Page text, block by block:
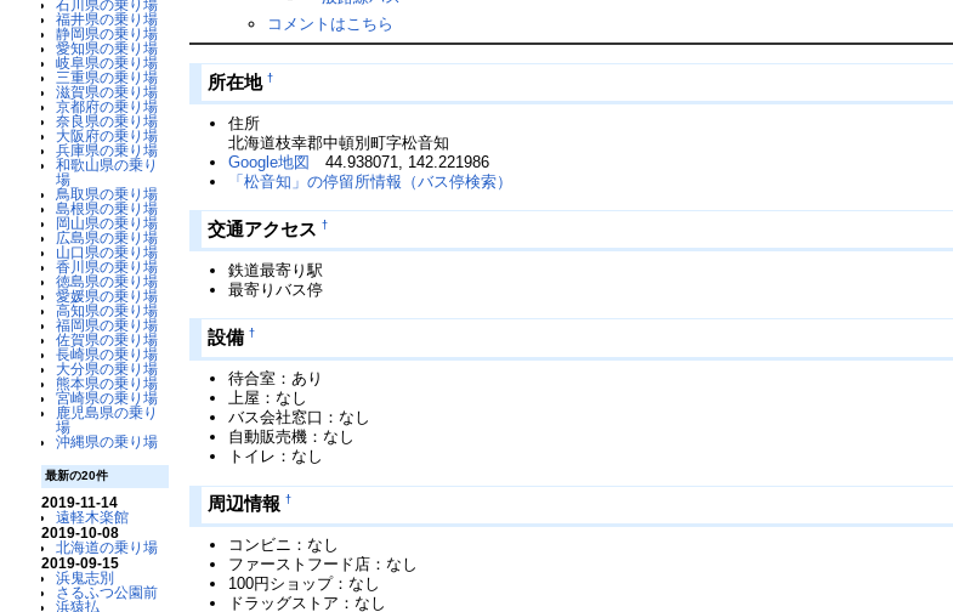
石川県の乗り場
福井県の乗り場
静岡県の乗り場
愛知県の乗り場
岐阜県の乗り場
三重県の乗り場
滋賀県の乗り場
京都府の乗り場
奈良県の乗り場
大阪府の乗り場
兵庫県の乗り場
和歌山県の乗り
場
鳥取県の乗り場
島根県の乗り場
岡山県の乗り場
広島県の乗り場
山口県の乗り場
香川県の乗り場
徳島県の乗り場
愛媛県の乗り場
高知県の乗り場
福岡県の乗り場
佐賀県の乗り場
長崎県の乗り場
大分県の乗り場
熊本県の乗り場
宮崎県の乗り場
鹿児島県の乗り
場
沖縄県の乗り場
最新の20件
2019-11-14
遠軽木楽館
2019-10-08
北海道の乗り場
2019-09-15
浜鬼志別
さるふつ公園前
浜猿払
コメントはこちら
所在地 †
住所
北海道枝幸郡中頓別町字松音知
Google地図
44.938071, 142.221986
「松音知」の停留所情報（バス停検索）
交通アクセス †
鉄道最寄り駅
最寄りバス停
設備 †
待合室：あり
上屋：なし
バス会社窓口：なし
自動販売機：なし
トイレ：なし
周辺情報 †
コンビニ：なし
ファーストフード店：なし
100円ショップ：なし
ドラッグストア：なし